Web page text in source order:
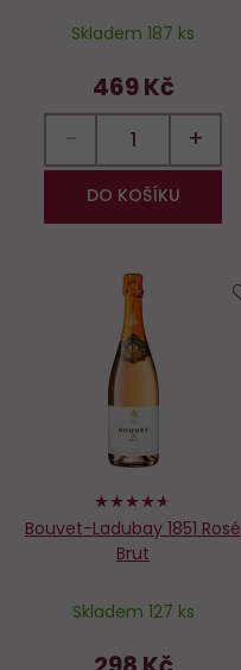
Skladem 187 ks
469 Kč
− +
DO KOŠÍKU
92%
Bouvet-Ladubay 1851 Rosé
Brut
Skladem 127 ks